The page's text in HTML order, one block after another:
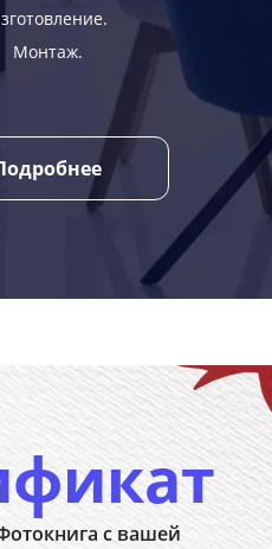
Монтаж.
с вашей